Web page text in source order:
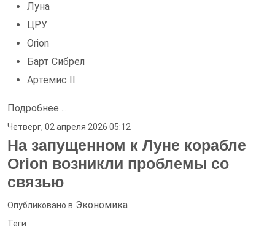
Луна
ЦРУ
Orion
Барт Сибрел
Артемис II
Подробнее ...
Четверг, 02 апреля 2026 05:12
На запущенном к Луне корабле
Orion возникли проблемы со
связью
Опубликовано в Экономика
Теги